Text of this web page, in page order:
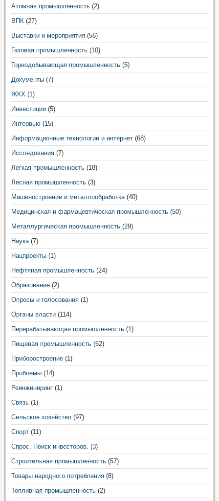
Атомная промышленность (2)
ВПК (27)
Выставки и мероприятия (56)
Газовая промышленность (10)
Горнодобывающая промышленность (5)
Документы (7)
ЖКХ (1)
Инвестиции (5)
Интервью (15)
Информационные технологии и интернет (68)
Исследования (7)
Легкая промышленность (18)
Лесная промышленность (3)
Машиностроение и металлообработка(40)
Медицинская и фармацевтическая промышленность (50)
Металлургическая промышленность (29)
Наука(7)
Нацпроекты (1)
Нефтяная промышленность (24)
Образование (2)
Опросы и голосования (1)
Органы власти (114)
Перерабатывающая промышленность (1)
Пищевая промышленность (62)
Приборостроение (1)
Проблемы (14)
Реинжиниринг (1)
Связь (1)
Сельское хозяйство (97)
Спорт (11)
Спрос. Поиск инвесторов. (3)
Строительная промышленность (57)
Товары народного потребления (8)
Топливная промышленность (2)